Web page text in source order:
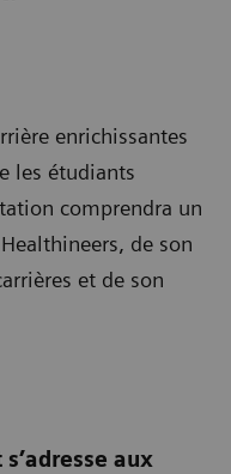
enrichissantes
les étudiants
comprendra un
de son
et de son
aux